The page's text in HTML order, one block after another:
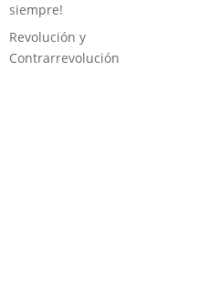
siempre!
Revolución y
Contrarrevolución